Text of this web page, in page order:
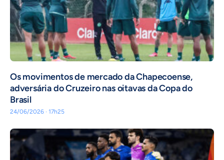
Os movimentos de mercado da Chapecoense,
adversária do Cruzeiro nas oitavas da Copa do
Brasil
24/06/2026 · 17h25